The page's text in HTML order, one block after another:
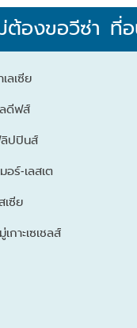
ม่ต้องขอวีซ่า
เลเซีย
ดีฟส์
ปปินส์
อร์-เลสเต
เซีย
เกาะเซเชลส์